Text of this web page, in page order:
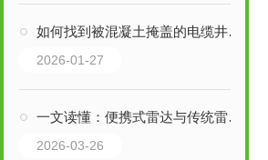
如何找到被混凝土掩盖的电缆井盖？
2026-01-27
一文读懂：便携式雷达与传统雷达的区别及应用场景
2026-03-26